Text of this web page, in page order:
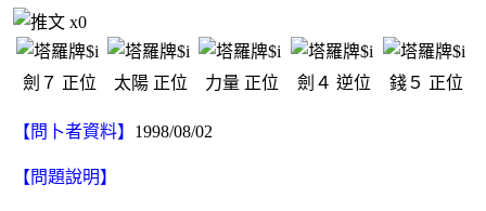
x0
劍７ 正位 太陽 正位 力量 正位 劍４ 逆位 錢５ 正位
【問卜者資料】 1998/08/02
【問題說明】